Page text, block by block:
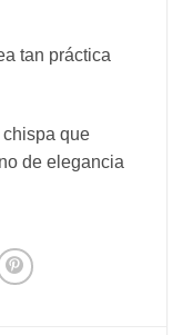
tan práctica
que
de elegancia